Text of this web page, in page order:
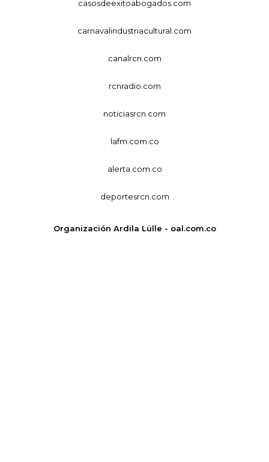
casosdeexitoabogados.com
carnavalindustriacultural.com
canalrcn.com
rcnradio.com
noticiasrcn.com
lafm.com.co
alerta.com.co
deportesrcn.com
Organización Ardila Lülle - oal.com.co